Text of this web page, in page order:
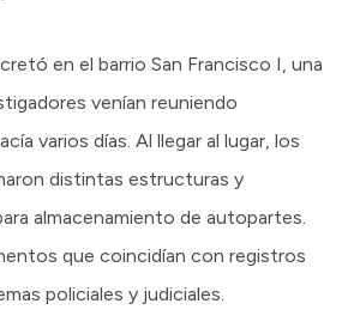
en el barrio San Francisco I, una
venían reuniendo
varios días. Al llegar al lugar, los
distintas estructuras y
almacenamiento de autopartes.
que coincidían con registros
policiales y judiciales.